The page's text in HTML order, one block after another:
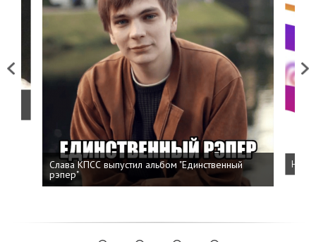
Previous
Слава КПСС выпустил альбом "Единственный
рэпер"
Next